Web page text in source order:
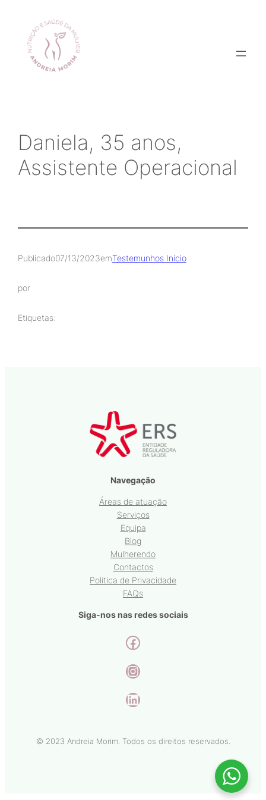
conteúdo
Daniela, 35 anos,
Assistente Operacional
Publicado07/13/2023emTestemunhos Início
por
Etiquetas:
Navegação
Áreas de atuação
Serviços
Equipa
Blog
Mulherendo
Contactos
Política de Privacidade
FAQs
Siga-nos nas redes sociais
Facebook
Instagram
LinkedIn
© 2023 Andreia Morim. Todos os direitos reservados.